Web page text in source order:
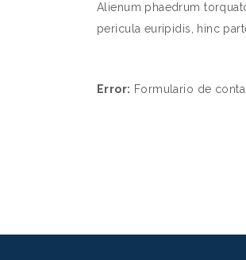
Alienum phaedrum
pericula euripidis, hinc
Error: Formulario de